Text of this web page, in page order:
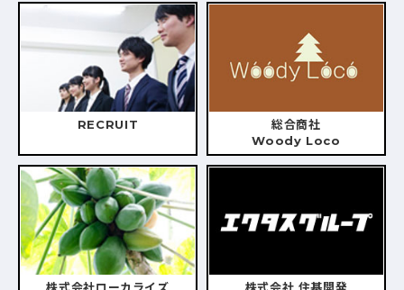
RECRUIT
総合商社
Woody Loco
株式会社ローカライズ 株式会社 住基開発